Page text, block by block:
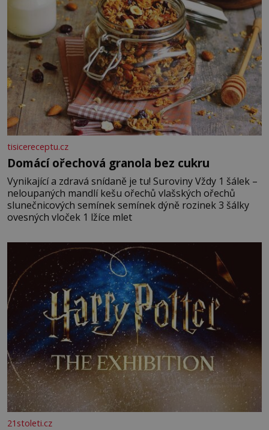
tisicereceptu.cz
Domácí ořechová granola bez cukru
Vynikající a zdravá snídaně je tu! Suroviny Vždy 1 šálek –
neloupaných mandlí kešu ořechů vlašských ořechů
slunečnicových semínek semínek dýně rozinek 3 šálky
ovesných vloček 1 lžíce mlet
21stoleti.cz